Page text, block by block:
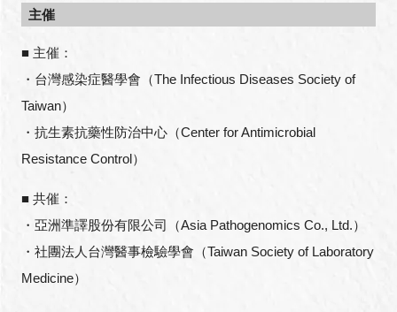
主催
■ 主催：
・台灣感染症醫學會（The Infectious Diseases Society of
Taiwan）
・抗生素抗藥性防治中心（Center for Antimicrobial
Resistance Control）
■ 共催：
・亞洲準譯股份有限公司（Asia Pathogenomics Co., Ltd.）
・社團法人台灣醫事檢驗學會（Taiwan Society of Laboratory
Medicine）